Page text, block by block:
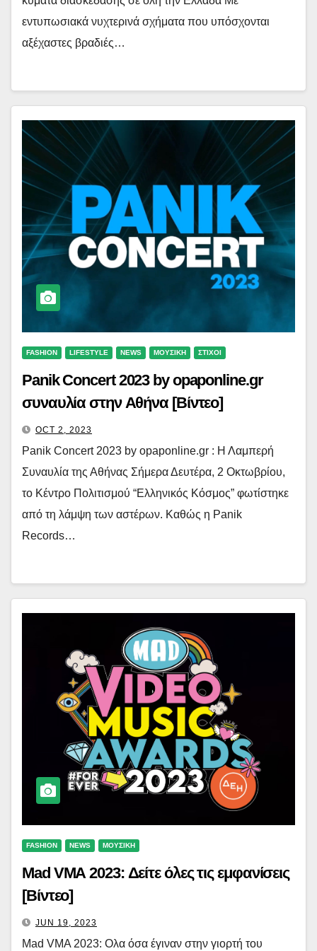
εντυπωσιακά νυχτερινά σχήματα που υπόσχονται
αξέχαστες βραδιές…
FASHION LIFESTYLE NEWS ΜΟΥΣΙΚΗ ΣΤΙΧΟΙ
Panik Concert 2023 by opaponline.gr
συναυλία στην Αθήνα [Βίντεο]
OCT 2, 2023
Panik Concert 2023 by opaponline.gr : Η Λαμπερή
Συναυλία της Αθήνας Σήμερα Δευτέρα, 2 Οκτωβρίου,
το Κέντρο Πολιτισμού “Ελληνικός Κόσμος” φωτίστηκε
από τη λάμψη των αστέρων. Καθώς η Panik
Records…
FASHION NEWS ΜΟΥΣΙΚΗ
Mad VMA 2023: Δείτε όλες τις εμφανίσεις
[Βίντεο]
JUN 19, 2023
Mad VMA 2023: Ολα όσα έγιναν στην γιορτή του